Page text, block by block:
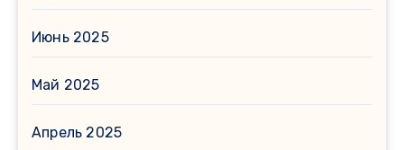
Июнь 2025
Май 2025
Апрель 2025